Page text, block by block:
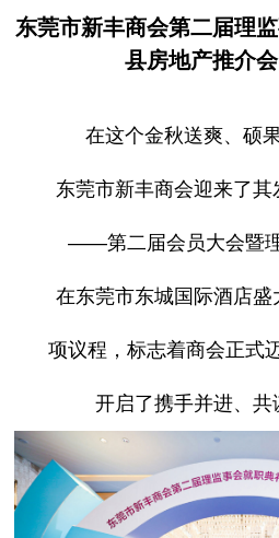
东莞市新丰商会第二届理
县房地产推介
在这个金秋送爽、硕
东莞市新丰商会迎来了其
——第二届会员大会暨
在东莞市东城国际酒店
项议程，标志着商会正式
开启了携手并进、共